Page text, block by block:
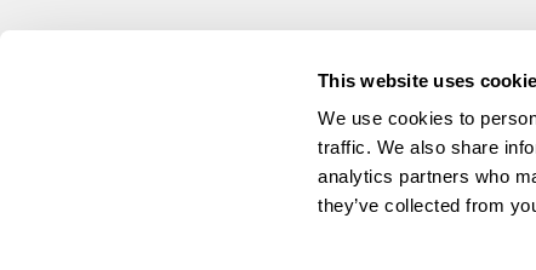
This website uses
We use cookies to
traffic. We also share
analytics partners who
they’ve collected from
(Chamada para rede móvel nacional)
info@lusogolfe.com